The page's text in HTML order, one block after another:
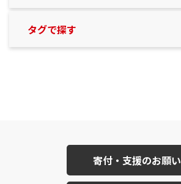
タグで探す
寄付・支援のお願い